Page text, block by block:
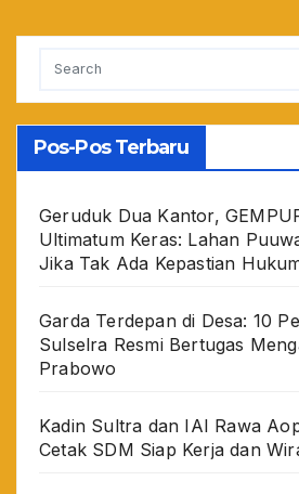
Pos-Pos Terbaru
Geruduk Dua Kantor,
Ultimatum Keras: Lahan
Jika Tak Ada Kepastian
Garda Terdepan di Desa: 10
Sulselra Resmi Bertugas
Prabowo
Kadin Sultra dan IAI Rawa
Cetak SDM Siap Kerja dan